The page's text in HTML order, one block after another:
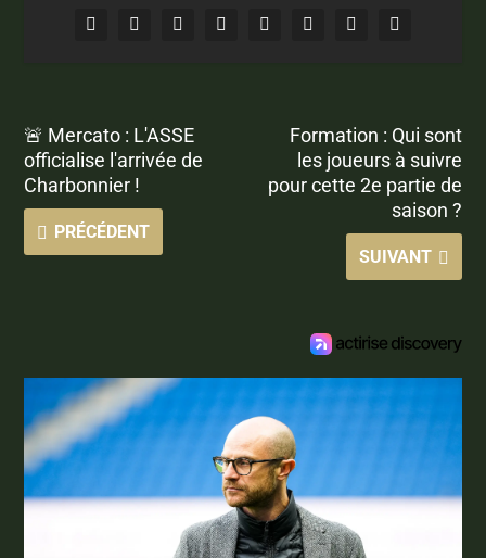
🚨 Mercato : L'ASSE
officialise l'arrivée de
Charbonnier !
PRÉCÉDENT
Formation : Qui sont
les joueurs à suivre
pour cette 2e partie de
saison ?
SUIVANT